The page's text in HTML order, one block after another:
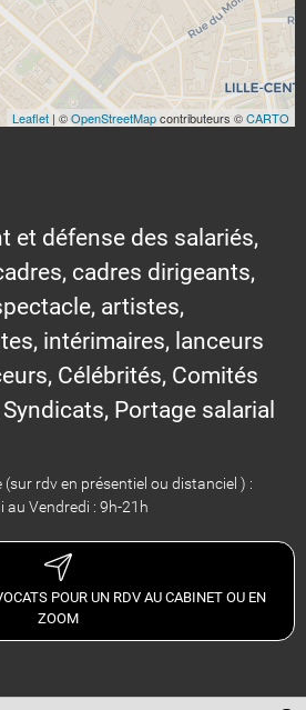
Leaflet | ©OpenStreetMapcontributeurs ©CARTO
et défense des salariés,
cadres dirigeants,
artistes,
intérimaires, lanceurs
Célébrités, Comités
Portage salarial
rdv en présentiel ou distanciel ) :
au Vendredi : 9h-21h
POUR UN RDV AU CABINET OU EN
ZOOM